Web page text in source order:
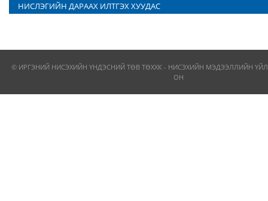
НИСЛЭГИЙН ДАРААХ ИЛТГЭХ ХУУДАС
© ИРГЭНИЙ НИСЭХИЙН ҮНДЭСНИЙ ТӨВ ТӨХХК - НИСЭХИЙН МЭДЭЭЛЛИЙН
ОН